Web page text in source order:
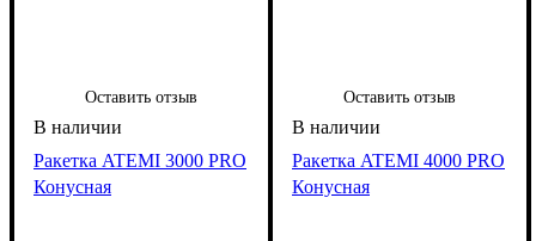
Оставить отзыв
Ракетка ATEMI 3000 PRO
Конусная
Оставить отзыв
Ракетка ATEMI 4000 PRO
Конусная